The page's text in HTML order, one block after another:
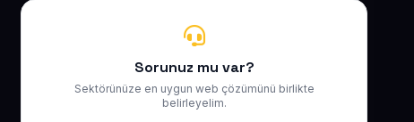
Sorunuz mu var?
Sektörünüze en uygun web çözümünü birlikte
belirleyelim.